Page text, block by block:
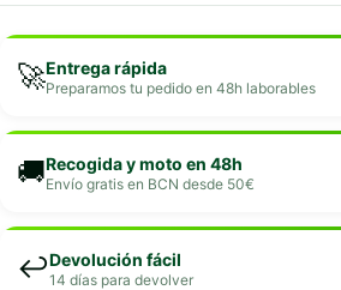
🚀Entrega rápida
Preparamos tu pedido en 48h laborables
🚚Recogida y moto en 48h
Envío gratis en BCN desde 50€
↩️Devolución fácil
14 días para devolver